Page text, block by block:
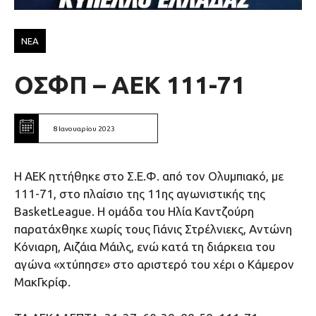
ΝΕΑ
ΟΣΦΠ – ΑΕΚ 111-71
8 Ιανουαρίου 2023
Η ΑΕΚ ηττήθηκε στο Σ.Ε.Φ. από τον Ολυμπιακό, με
111-71, στο πλαίσιο της 11ης αγωνιστικής της
BasketLeague. Η ομάδα του Ηλία Καντζούρη
παρατάχθηκε χωρίς τους Γιάνις Στρέλνιεκς, Αντώνη
Κόνιαρη, Αιζάια Μάιλς, ενώ κατά τη διάρκεια του
αγώνα «χτύπησε» στο αριστερό του χέρι ο Κάμερον
ΜακΓκρίφ.